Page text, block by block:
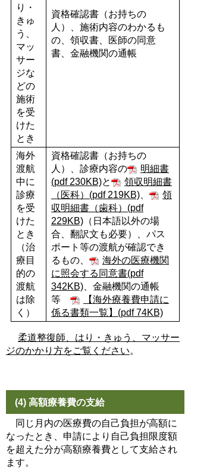
り・
きゅ
う、
マッ
サー
ジな
どの
施術
を受
けた
とき
資格確認書（お持ちの
人）、施術内容のわかるも
の、領収書、医師の同意
書、金融機関の通帳
海外
渡航
中に
診療
を受
けた
とき
（治
療目
的の
渡航
は除
く）
資格確認書（お持ちの
人）、診療内容の
明細書
(pdf 230KB)と
領収明細書
（医科）(pdf 219KB)
領
収明細書（歯科）(pdf
229KB) （日本語以外の場
合、翻訳文も必要）、パス
ポート等の渡航が確認でき
るもの、
海外の医療機関
に照会する同意書(pdf
342KB) 、金融機関の通帳
等
【海外療養費申請に
係る書類一覧】(pdf 74KB)
柔道整復師、はり・きゅう、マッサー
ジのかかり方をご覧ください。
(4) 高額療養費の支給
同じ月内の医療費の自己負担が高額に
なったとき、申請により自己負担限度額
を超えた分が高額療養費として支給され
ます。